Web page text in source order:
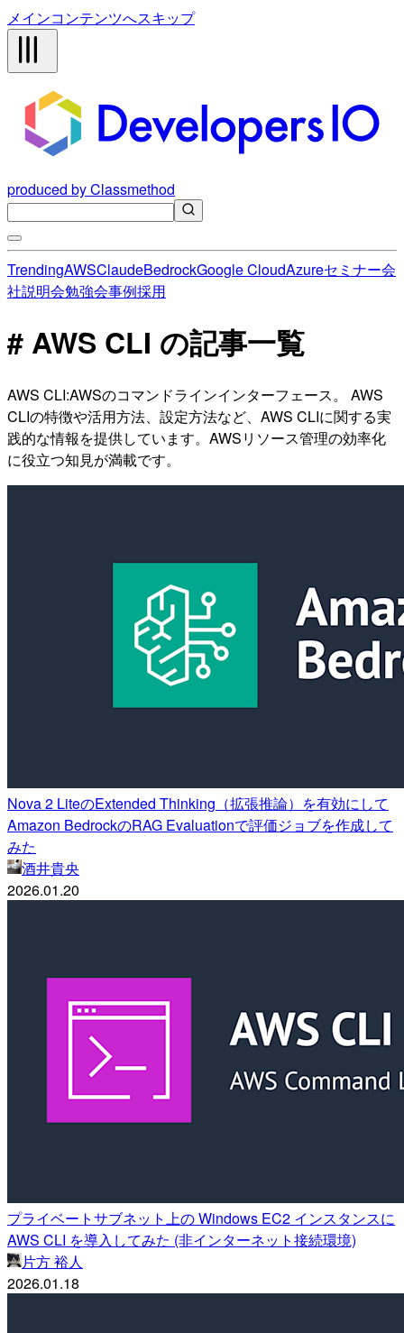
メインコンテンツへスキップ
produced by Classmethod
TrendingAWSClaudeBedrockGoogle CloudAzureセミナー会
社説明会勉強会事例採用
# AWS CLI の記事一覧
AWS CLI:AWSのコマンドラインインターフェース。 AWS
CLIの特徴や活用方法、設定方法など、AWS CLIに関する実
践的な情報を提供しています。AWSリソース管理の効率化
に役立つ知見が満載です。
Nova 2 LiteのExtended Thinking（拡張推論）を有効にして
Amazon BedrockのRAG Evaluationで評価ジョブを作成して
みた
酒井貴央
2026.01.20
プライベートサブネット上の Windows EC2 インスタンスに
AWS CLI を導入してみた (非インターネット接続環境)
片方 裕人
2026.01.18